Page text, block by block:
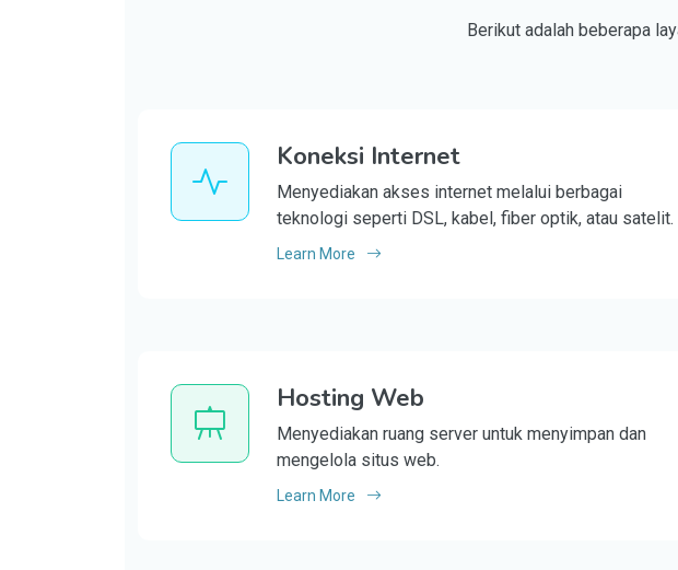
Berikut adalah beberapa
Koneksi Internet
Menyediakan akses internet melalui berbagai
teknologi seperti DSL, kabel, fiber optik, atau satelit.
Learn More
Hosting Web
Menyediakan ruang server untuk menyimpan dan
mengelola situs web.
Learn More